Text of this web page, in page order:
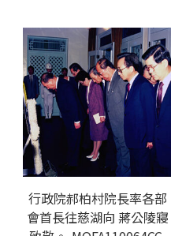
行政院郝柏村院長率各部
會首長往慈湖向 蔣公陵寢